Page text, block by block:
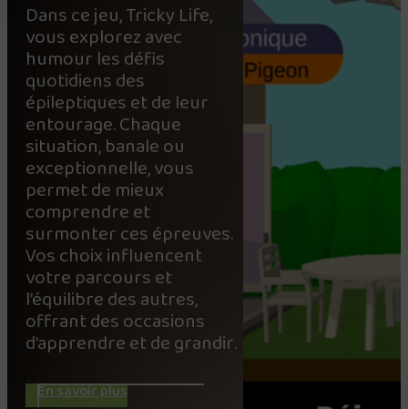
Dans ce jeu, Tricky Life,
vous explorez avec
humour les défis
quotidiens des
épileptiques et de leur
entourage. Chaque
situation, banale ou
exceptionnelle, vous
permet de mieux
comprendre et
surmonter ces épreuves.
Vos choix influencent
votre parcours et
l’équilibre des autres,
offrant des occasions
d’apprendre et de grandir.
En savoir plus